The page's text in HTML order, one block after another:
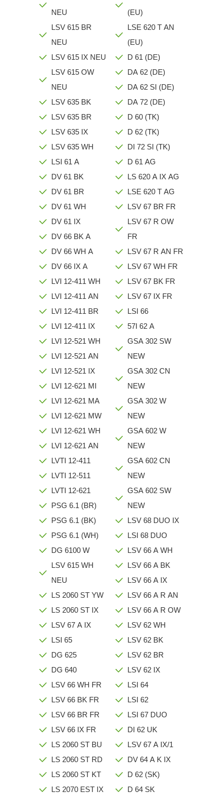
NEU
LSV 615 BR
NEU
LSV 615 IX NEU
LSV 615 OW
NEU
LSV 635 BK
LSV 635 BR
LSV 635 IX
LSV 635 WH
LSI 61 A
DV 61 BK
DV 61 BR
DV 61 WH
DV 61 IX
DV 66 BK A
DV 66 WH A
DV 66 IX A
LVI 12-411 WH
LVI 12-411 AN
LVI 12-411 BR
LVI 12-411 IX
LVI 12-521 WH
LVI 12-521 AN
LVI 12-521 IX
LVI 12-621 MI
LVI 12-621 MA
LVI 12-621 MW
LVI 12-621 WH
LVI 12-621 AN
LVTI 12-411
LVTI 12-511
LVTI 12-621
PSG 6.1 (BR)
PSG 6.1 (BK)
PSG 6.1 (WH)
DG 6100 W
LSV 615 WH
NEU
LS 2060 ST YW
LS 2060 ST IX
LSV 67 A IX
LSI 65
DG 625
DG 640
LSV 66 WH FR
LSV 66 BK FR
LSV 66 BR FR
LSV 66 IX FR
LS 2060 ST BU
LS 2060 ST RD
LS 2060 ST KT
LS 2070 EST IX
(EU)
LSE 620 T AN
(EU)
D 61 (DE)
DA 62 (DE)
DA 62 SI (DE)
DA 72 (DE)
D 60 (TK)
D 62 (TK)
DI 72 SI (TK)
D 61 AG
LS 620 A IX AG
LSE 620 T AG
LSV 67 BR FR
LSV 67 R OW
FR
LSV 67 R AN FR
LSV 67 WH FR
LSV 67 BK FR
LSV 67 IX FR
LSI 66
57I 62 A
GSA 302 SW
NEW
GSA 302 CN
NEW
GSA 302 W
NEW
GSA 602 W
NEW
GSA 602 CN
NEW
GSA 602 SW
NEW
LSV 68 DUO IX
LSI 68 DUO
LSV 66 A WH
LSV 66 A BK
LSV 66 A IX
LSV 66 A R AN
LSV 66 A R OW
LSV 62 WH
LSV 62 BK
LSV 62 BR
LSV 62 IX
LSI 64
LSI 62
LSI 67 DUO
DI 62 UK
LSV 67 A IX/1
DV 64 A K IX
D 62 (SK)
D 64 SK